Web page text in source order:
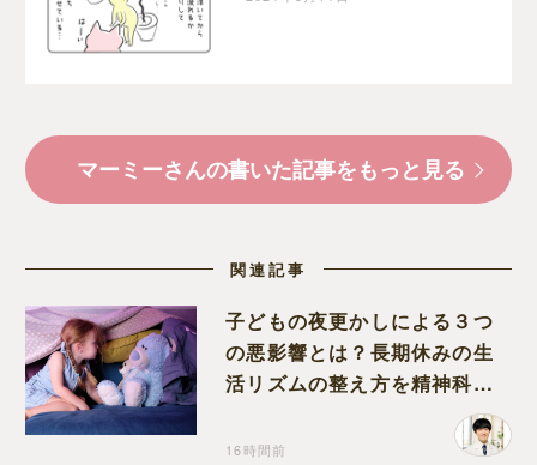
マーミーさんの書いた記事をもっと見る
関連記事
子どもの夜更かしによる３つ
の悪影響とは？長期休みの生
活リズムの整え方を精神科医
16時間前